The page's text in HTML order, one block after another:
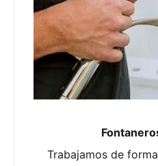
Trabajamos de